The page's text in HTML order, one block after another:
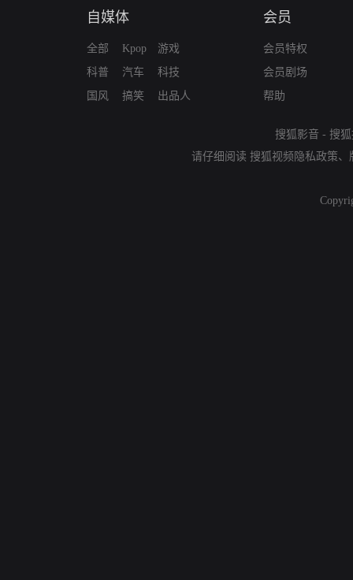
自媒体
全部
科普
国风
Kpop
汽车
搞笑
游戏
科技
出品人
会员
会员特权
会员剧场
帮助
搜狐影音 - 搜
请仔细阅读 搜狐视频隐私政策、